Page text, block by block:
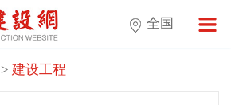
全国
建设工程